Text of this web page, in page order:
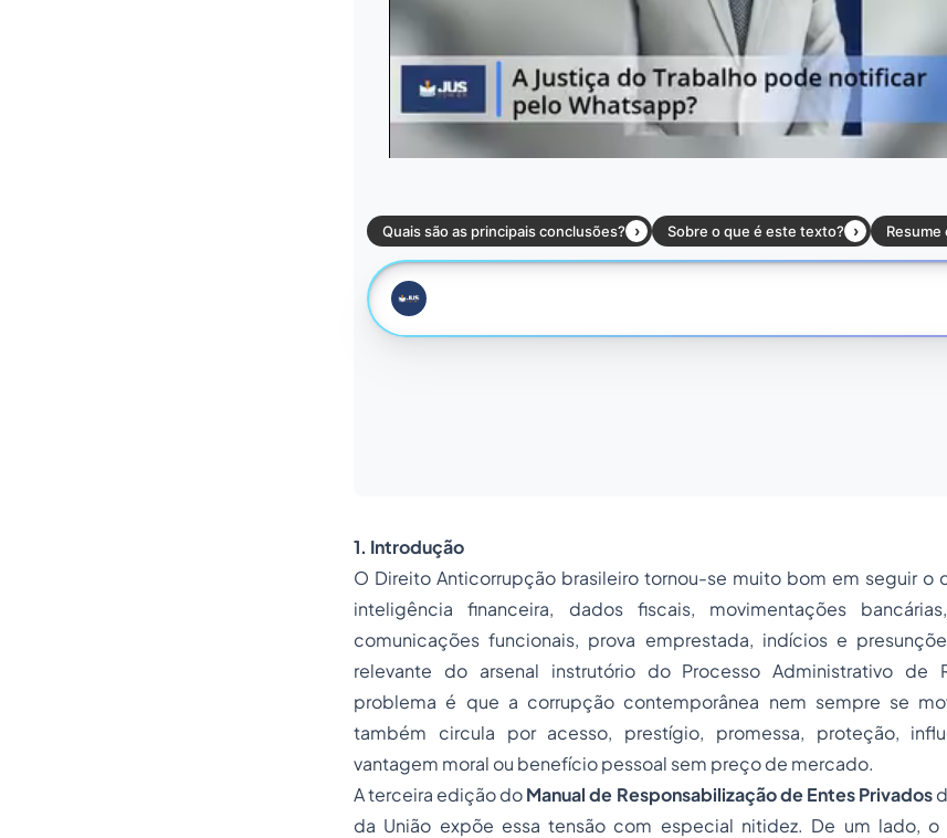
1. Introdução
O Direito Anticorrupção brasileiro tornou-se muito bom em seguir o
inteligência financeira, dados fiscais, movimentações
comunicações funcionais, prova emprestada, indícios e
relevante do arsenal instrutório do Processo Administrativo de
problema é que a corrupção contemporânea nem sempre se
também circula por acesso, prestígio, promessa, proteção,
vantagem moral ou benefício pessoal sem preço de mercado.
A terceira edição doManual de Responsabilização de Entes Privados
da União expõe essa tensão com especial nitidez. De um lado, o